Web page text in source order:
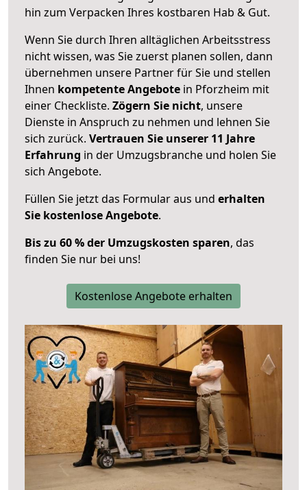
hin zum Verpacken Ihres kostbaren Hab & Gut.
Wenn Sie durch Ihren alltäglichen Arbeitsstress
nicht wissen, was Sie zuerst planen sollen, dann
übernehmen unsere Partner für Sie und stellen
Ihnen kompetente Angebote in Pforzheim mit
einer Checkliste. Zögern Sie nicht, unsere
Dienste in Anspruch zu nehmen und lehnen Sie
sich zurück. Vertrauen Sie unserer 11 Jahre
Erfahrung in der Umzugsbranche und holen Sie
sich Angebote.
Füllen Sie jetzt das Formular aus und erhalten
Sie kostenlose Angebote.
Bis zu 60 % der Umzugskosten sparen, das
finden Sie nur bei uns!
Kostenlose Angebote erhalten